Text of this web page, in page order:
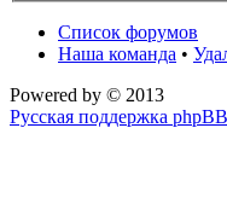
Список форумов
Наша команда •
Powered by © 2013
Русская поддержка phpBB